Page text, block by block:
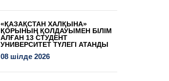
«ҚАЗАҚСТАН ХАЛҚЫНА»
ҚОРЫНЫҢ ҚОЛДАУЫМЕН БІЛІМ
АЛҒАН 13 СТУДЕНТ
УНИВЕРСИТЕТ ТҮЛЕГІ АТАНДЫ
08 шілде 2026